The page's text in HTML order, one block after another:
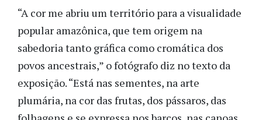
“A cor me abriu um território para a visualidade
popular amazônica, que tem origem na
sabedoria tanto gráfica como cromática dos
povos ancestrais,” o fotógrafo diz no texto da
exposição. “Está nas sementes, na arte
plumária, na cor das frutas, dos pássaros, das